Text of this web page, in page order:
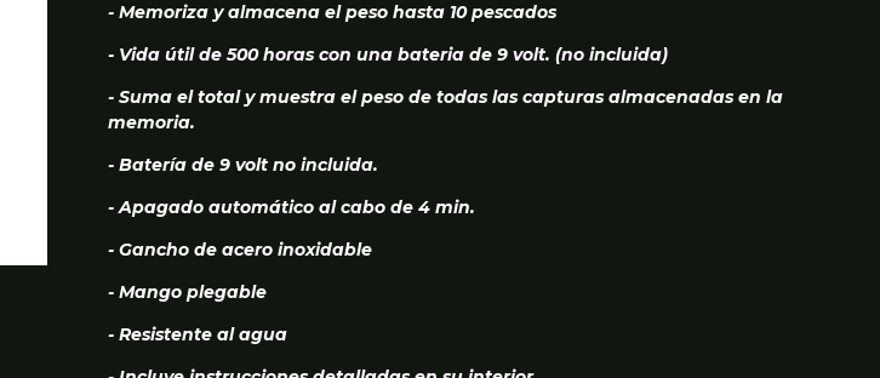
- Memoriza y almacena el peso hasta 10 pescados
- Vida útil de 500 horas con una bateria de 9 volt. (no incluida)
- Suma el total y muestra el peso de todas las capturas almacenadas en la
memoria.
- Batería de 9 volt no incluida.
- Apagado automático al cabo de 4 min.
- Gancho de acero inoxidable
- Mango plegable
- Resistente al agua